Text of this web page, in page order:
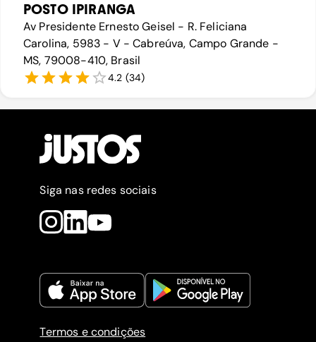
POSTO IPIRANGA
Av Presidente Ernesto Geisel - R. Feliciana
Carolina, 5983 - V - Cabreúva, Campo Grande -
MS, 79008-410, Brasil
4.2 (34)
Siga nas redes sociais
Termos e condições